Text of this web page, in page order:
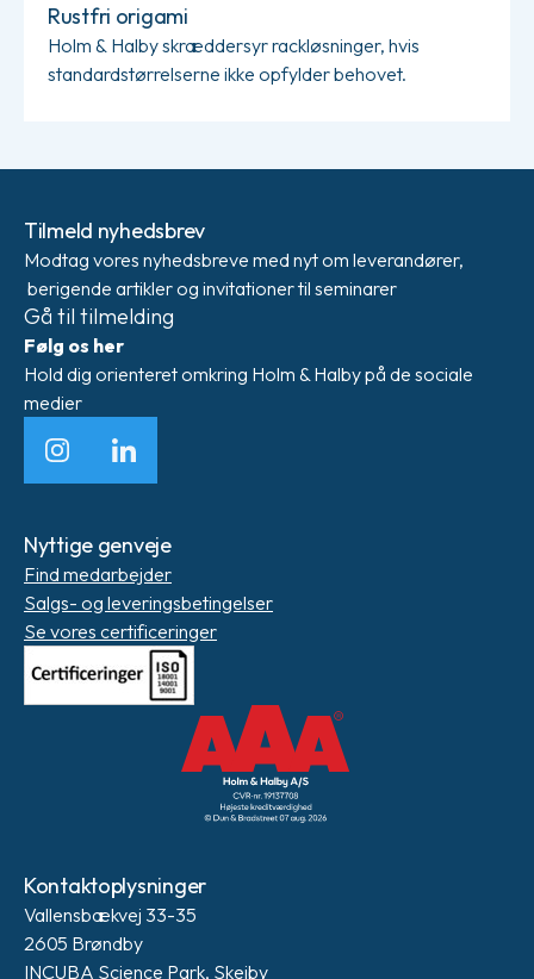
Rustfri origami
Holm & Halby skræddersyr rackløsninger, hvis
standardstørrelserne ikke opfylder behovet.
Tilmeld nyhedsbrev
Modtag vores nyhedsbreve med nyt om leverandører,
berigende artikler og invitationer til seminarer
Gå til tilmelding
Følg os her
Hold dig orienteret omkring Holm & Halby på de sociale
medier
InstagramLinkedIn
Nyttige genveje
Find medarbejder
Salgs- og leveringsbetingelser
Se vores certificeringer
Kontaktoplysninger
Vallensbækvej 33-35
2605 Brøndby
INCUBA Science Park, Skejby